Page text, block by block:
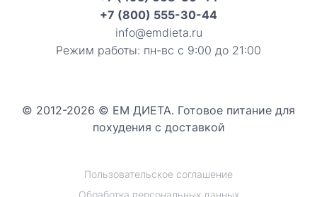
+7 (800) 555-30-44
info@emdieta.ru
Режим работы: пн-вс с 9:00 до 21:00
© 2012-2026 © ЕМ ДИЕТА. Готовое питание для
похудения с доставкой
Пользовательское соглашение
Обработка персональных данных